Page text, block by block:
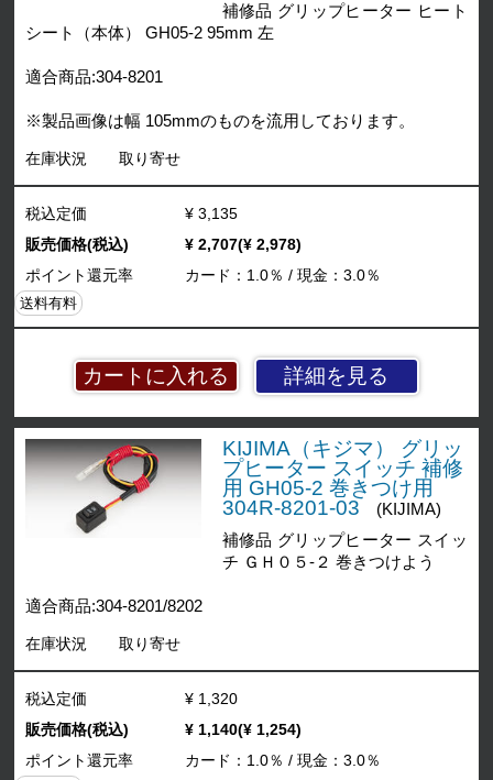
補修品 グリップヒーター ヒート
シート（本体） GH05-2 95mm 左
適合商品:304-8201
※製品画像は幅 105mmのものを流用しております。
在庫状況 取り寄せ
詳細を見る
税込定価
¥ 3,135
販売価格(税込)
¥ 2,707(¥ 2,978)
ポイント還元率
カード：1.0％ / 現金：3.0％
送料有料
KIJIMA（キジマ） グリッ
プヒーター スイッチ 補修
用 GH05-2 巻きつけ用
304R-8201-03
(KIJIMA)
補修品 グリップヒーター スイッ
チ ＧＨ０５-２ 巻きつけよう
適合商品:304-8201/8202
在庫状況 取り寄せ
税込定価
¥ 1,320
販売価格(税込)
¥ 1,140(¥ 1,254)
ポイント還元率
カード：1.0％ / 現金：3.0％